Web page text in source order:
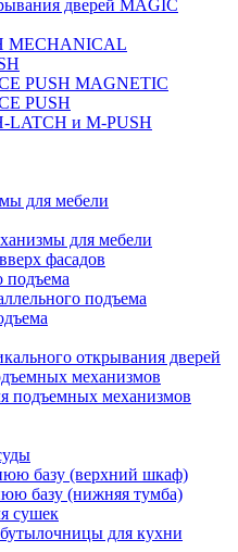
дверей MAGIC
MECHANICAL
PUSH MAGNETIC
PUSH
LATCH и M-PUSH
для мебели
для мебели
фасадов
подъема
подъема
открывания дверей
механизмов
подъемных механизмов
базу (верхний шкаф)
базу (нижняя тумба)
сушек
для кухни